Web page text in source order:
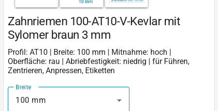
Zahnriemen 100-AT10-V-Kevlar mit
Sylomer braun 3 mm
Profil: AT10 | Breite: 100 mm | Mitnahme: hoch |
Oberfläche: rau | Abriebfestigkeit: niedrig | für Führen,
Zentrieren, Anpressen, Etiketten
Breite
100 mm